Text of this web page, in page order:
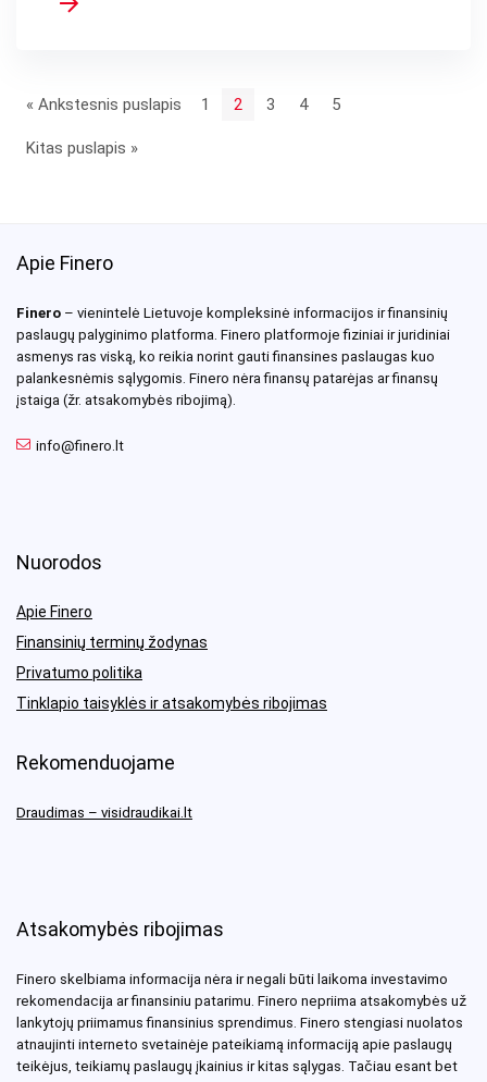
« Ankstesnis puslapis 1 2 3 4 5
Kitas puslapis »
Apie Finero
Finero – vienintelė Lietuvoje kompleksinė informacijos ir finansinių
paslaugų palyginimo platforma. Finero platformoje fiziniai ir juridiniai
asmenys ras viską, ko reikia norint gauti finansines paslaugas kuo
palankesnėmis sąlygomis. Finero nėra finansų patarėjas ar finansų
įstaiga (žr. atsakomybės ribojimą).
info@finero.lt
Nuorodos
Apie Finero
Finansinių terminų žodynas
Privatumo politika
Tinklapio taisyklės ir atsakomybės ribojimas
Rekomenduojame
Draudimas – visidraudikai.lt
Atsakomybės ribojimas
Finero skelbiama informacija nėra ir negali būti laikoma investavimo
rekomendacija ar finansiniu patarimu. Finero nepriima atsakomybės už
lankytojų priimamus finansinius sprendimus. Finero stengiasi nuolatos
atnaujinti interneto svetainėje pateikiamą informaciją apie paslaugų
teikėjus, teikiamų paslaugų įkainius ir kitas sąlygas. Tačiau esant bet